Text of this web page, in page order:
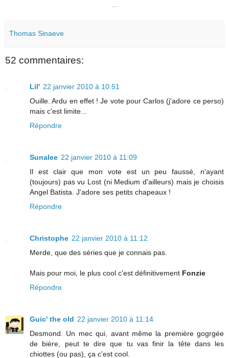
...
Thomas Sinaeve
52 commentaires:
Lil' 22 janvier 2010 à 10:51
Ouille. Ardu en effet ! Je vote pour Carlos (j'adore ce perso)
mais c'est limite...
Répondre
Sunalee 22 janvier 2010 à 11:09
Il est clair que mon vote est un peu faussé, n'ayant
(toujours) pas vu Lost (ni Medium d'ailleurs) mais je choisis
Angel Batista. J'adore ses petits chapeaux !
Répondre
Christophe 22 janvier 2010 à 11:12
Merde, que des séries que je connais pas.
Mais pour moi, le plus cool c'est définitivement Fonzie
Répondre
Guic' the old 22 janvier 2010 à 11:14
Desmond. Un mec qui, avant même la première gogrgée
de bière, peut te dire que tu vas finir la tête dans les
chiottes (ou pas), ça c'est cool.